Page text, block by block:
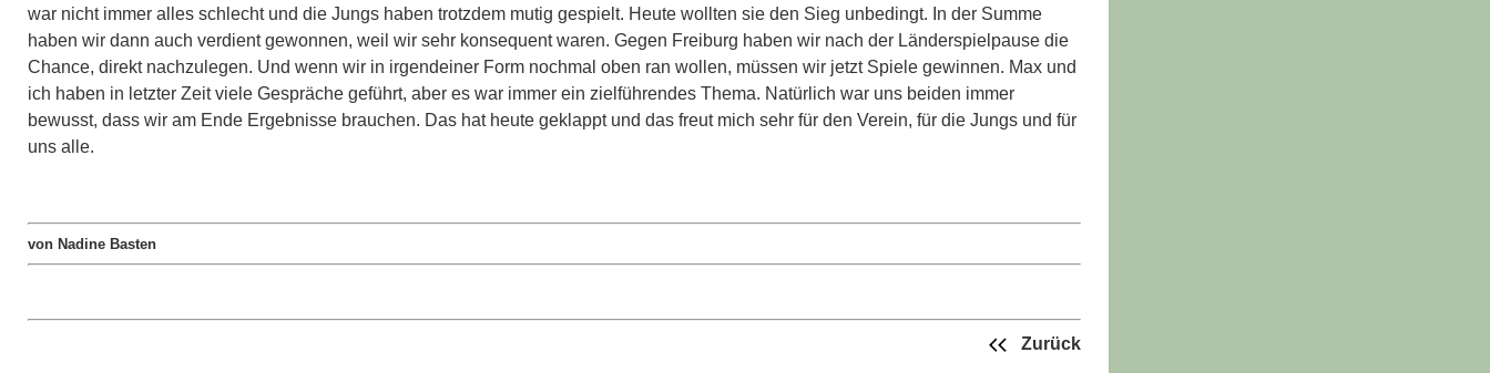
war nicht immer alles schlecht und die Jungs haben trotzdem mutig gespielt. Heute wollten sie den Sieg unbedingt. In der Summe
haben wir dann auch verdient gewonnen, weil wir sehr konsequent waren. Gegen Freiburg haben wir nach der Länderspielpause die
Chance, direkt nachzulegen. Und wenn wir in irgendeiner Form nochmal oben ran wollen, müssen wir jetzt Spiele gewinnen. Max und
ich haben in letzter Zeit viele Gespräche geführt, aber es war immer ein zielführendes Thema. Natürlich war uns beiden immer
bewusst, dass wir am Ende Ergebnisse brauchen. Das hat heute geklappt und das freut mich sehr für den Verein, für die Jungs und für
uns alle.
von Nadine Basten
Zurück